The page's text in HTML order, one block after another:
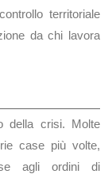
territoriale
da chi lavora
della crisi. Molte
case più volte,
agli ordini di